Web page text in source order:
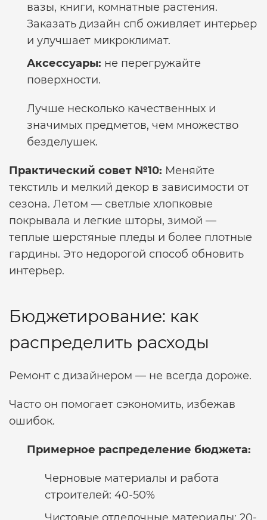
вазы, книги, комнатные растения.
Заказать дизайн спб оживляет интерьер
и улучшает микроклимат.
Аксессуары: не перегружайте
поверхности.
Лучше несколько качественных и
значимых предметов, чем множество
безделушек.
Практический совет №10: Меняйте
текстиль и мелкий декор в зависимости от
сезона. Летом — светлые хлопковые
покрывала и легкие шторы, зимой —
теплые шерстяные пледы и более плотные
гардины. Это недорогой способ обновить
интерьер.
Бюджетирование: как
распределить расходы
Ремонт с дизайнером — не всегда дороже.
Часто он помогает сэкономить, избежав
ошибок.
Примерное распределение бюджета:
Черновые материалы и работа
строителей: 40-50%